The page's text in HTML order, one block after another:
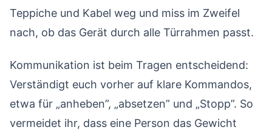
Teppiche und Kabel weg und miss im Zweifel
nach, ob das Gerät durch alle Türrahmen passt.
Kommunikation ist beim Tragen entscheidend:
Verständigt euch vorher auf klare Kommandos,
etwa für „anheben”, „absetzen” und „Stopp”. So
vermeidet ihr, dass eine Person das Gewicht